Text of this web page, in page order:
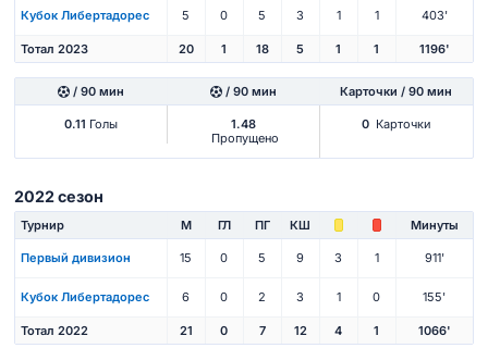
Кубок Либертадорес 5 0 5 3 1 1 403'
Тотал 2023 20 1 18 5 1 1 1196'
/ 90 мин / 90 мин Карточки / 90 мин
0.11 Голы
1.48
Пропущено
0 Карточки
2022 сезон
Турнир М ГЛ ПГ КШ Минуты
Первый дивизион 15 0 5 9 3 1 911'
Кубок Либертадорес 6 0 2 3 1 0 155'
Тотал 2022 21 0 7 12 4 1 1066'